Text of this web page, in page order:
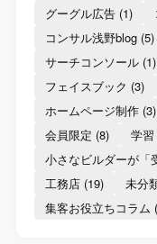
グーグル広告(1)
コンサル浅野blog(5)
サーチコンソール(1)
フェイスブック (3)
ホームページ制作(3)
会員限定 (8) 学習
小さなビルダーが「
工務店(19) 未分
集客お役立ちコラム